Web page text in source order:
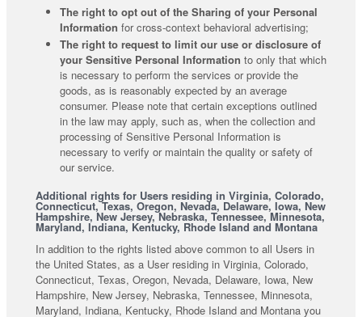
The right to opt out of the Sharing of your Personal
Information for cross-context behavioral advertising;
The right to request to limit our use or disclosure of
your Sensitive Personal Information to only that which
is necessary to perform the services or provide the
goods, as is reasonably expected by an average
consumer. Please note that certain exceptions outlined
in the law may apply, such as, when the collection and
processing of Sensitive Personal Information is
necessary to verify or maintain the quality or safety of
our service.
Additional rights for Users residing in Virginia, Colorado,
Connecticut, Texas, Oregon, Nevada, Delaware, Iowa, New
Hampshire, New Jersey, Nebraska, Tennessee, Minnesota,
Maryland, Indiana, Kentucky, Rhode Island and Montana
In addition to the rights listed above common to all Users in
the United States, as a User residing in Virginia, Colorado,
Connecticut, Texas, Oregon, Nevada, Delaware, Iowa, New
Hampshire, New Jersey, Nebraska, Tennessee, Minnesota,
Maryland, Indiana, Kentucky, Rhode Island and Montana you